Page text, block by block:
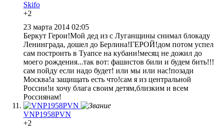
Skifo
+2
23 марта 2014 02:05
Беркут Герои!Мой дед из с Луганщины снимал блокаду
Ленинграда, дошел до Берлина!ГЕРОЙ!дом потом успел
сам построить в Туапсе на кубани!месяц не дожил до
моего рождения...так вот: фашистов били и будем бить!!!
сам пойду если надо будет! или мы или нас!позади
Москва!а защищать есть что!сам я из центральной
России!и хочу блага своим детям,близким и всем
Россиянам!
VNP1958PVN
+2